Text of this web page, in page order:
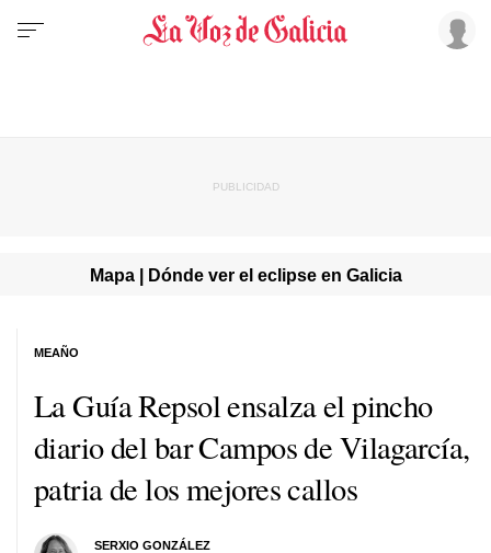
Mapa | Dónde ver el eclipse en Galicia
La Guía Repsol ensalza el pincho
diario del bar Campos de Vilagarcía,
patria de los mejores callos
SERXIO GONZÁLEZ
MEAÑO